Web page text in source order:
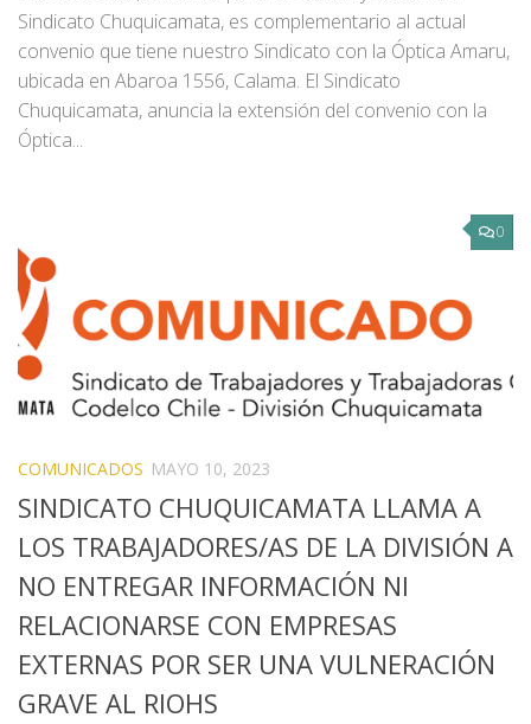
Sindicato Chuquicamata, es complementario al actual
convenio que tiene nuestro Sindicato con la Óptica Amaru,
ubicada en Abaroa 1556, Calama. El Sindicato
Chuquicamata, anuncia la extensión del convenio con la
Óptica...
0
COMUNICADOS MAYO 10, 2023
SINDICATO CHUQUICAMATA LLAMA A
LOS TRABAJADORES/AS DE LA DIVISIÓN A
NO ENTREGAR INFORMACIÓN NI
RELACIONARSE CON EMPRESAS
EXTERNAS POR SER UNA VULNERACIÓN
GRAVE AL RIOHS